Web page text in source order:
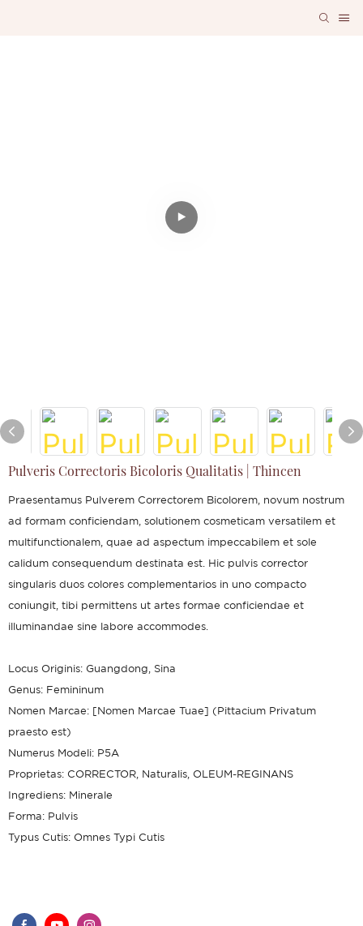
Pulveris Correctoris Bicoloris Qualitatis | Thincen
Praesentamus Pulverem Correctorem Bicolorem, novum nostrum
ad formam conficiendam, solutionem cosmeticam versatilem et
multifunctionalem, quae ad aspectum impeccabilem et sole
calidum consequendum destinata est. Hic pulvis corrector
singularis duos colores complementarios in uno compacto
coniungit, tibi permittens ut artes formae conficiendae et
illuminandae sine labore accommodes.
Locus Originis: Guangdong, Sina
Genus: Femininum
Nomen Marcae: [Nomen Marcae Tuae] (Pittacium Privatum
praesto est)
Numerus Modeli: P5A
Proprietas: CORRECTOR, Naturalis, OLEUM-REGINANS
Ingrediens: Minerale
Forma: Pulvis
Typus Cutis: Omnes Typi Cutis